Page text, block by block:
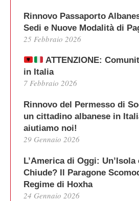
Rinnovo Passaporto
Sedi e Nuove Modalità di
25 Febbraio 2026
ATTENZIONE:
in Italia
7 Febbraio 2026
Rinnovo del Permesso di
un cittadino albanese in
aiutiamo noi!
29 Gennaio 2026
L’America di Oggi: Un’Isola
Chiude? Il Paragone
Regime di Hoxha
24 Gennaio 2026